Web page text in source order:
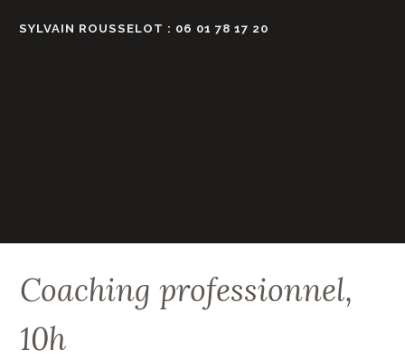
SYLVAIN ROUSSELOT : 06 01 78 17 20
Coaching professionnel,
10h